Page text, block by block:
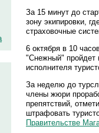
За 15 минут до
зону экипировки,
страховочные
6 октября в 10
"Снежный" пройдет
исполнителя
За неделю до
члены жюри
препятствий,
штрафовать
Правительстве